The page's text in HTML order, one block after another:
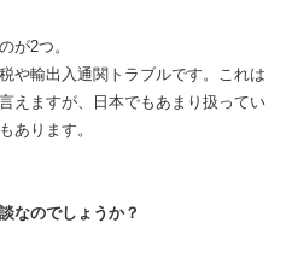
が2つ。
や輸出入通関トラブルです。これは
えますが、日本でもあまり扱ってい
あります。
なのでしょうか？